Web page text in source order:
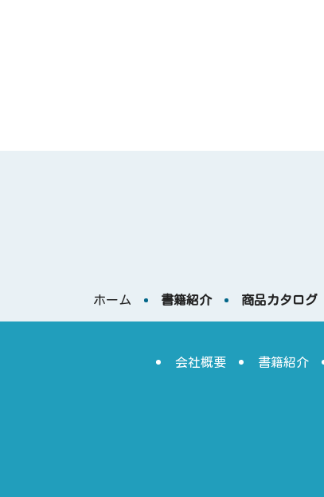
ホーム 書籍紹介 商品カタログ
会社概要 書籍紹介